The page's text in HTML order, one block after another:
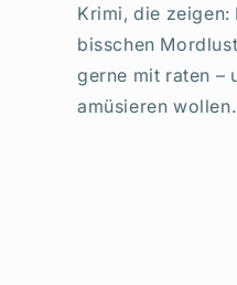
Krimi, die zeigen:
bisschen
gerne mit raten –
amüsieren wollen.